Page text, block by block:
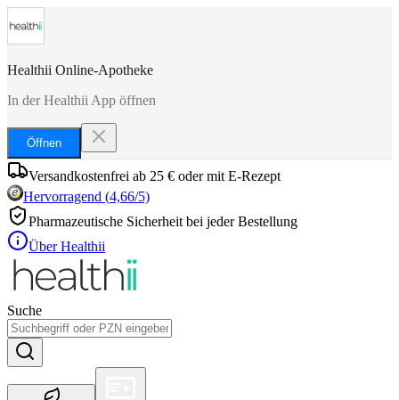
Healthii Online-Apotheke
In der Healthii App öffnen
Öffnen
Versandkostenfrei ab 25 € oder mit E-Rezept
Hervorragend (4,66/5)
Pharmazeutische Sicherheit bei jeder Bestellung
Über Healthii
Suche